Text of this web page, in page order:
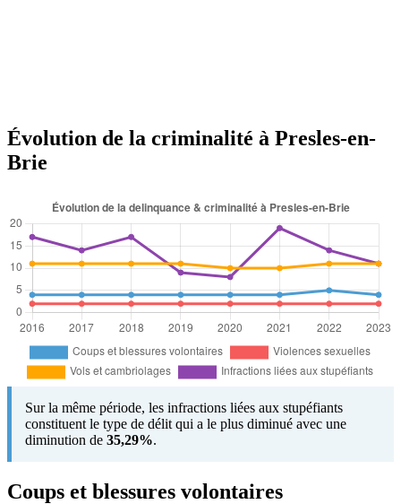
Évolution de la criminalité à Presles-en-
Brie
Sur la même période, les infractions liées aux stupéfiants
constituent le type de délit qui a le plus diminué avec une
diminution de 35,29%.
Coups et blessures volontaires